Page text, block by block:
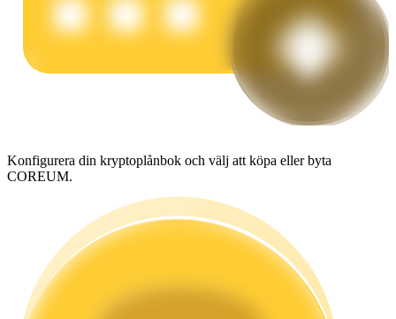
Tjäna konkurrenskraftiga belöningar dagligen
Konfigurera din kryptoplånbok och välj att köpa eller byta
COREUM.